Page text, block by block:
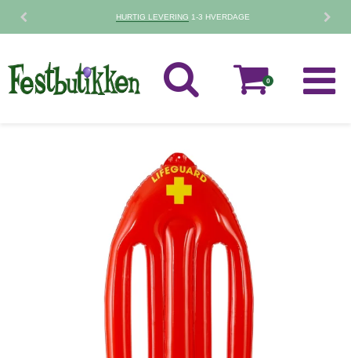
30 DAGESFORTRYDELSESRET
0